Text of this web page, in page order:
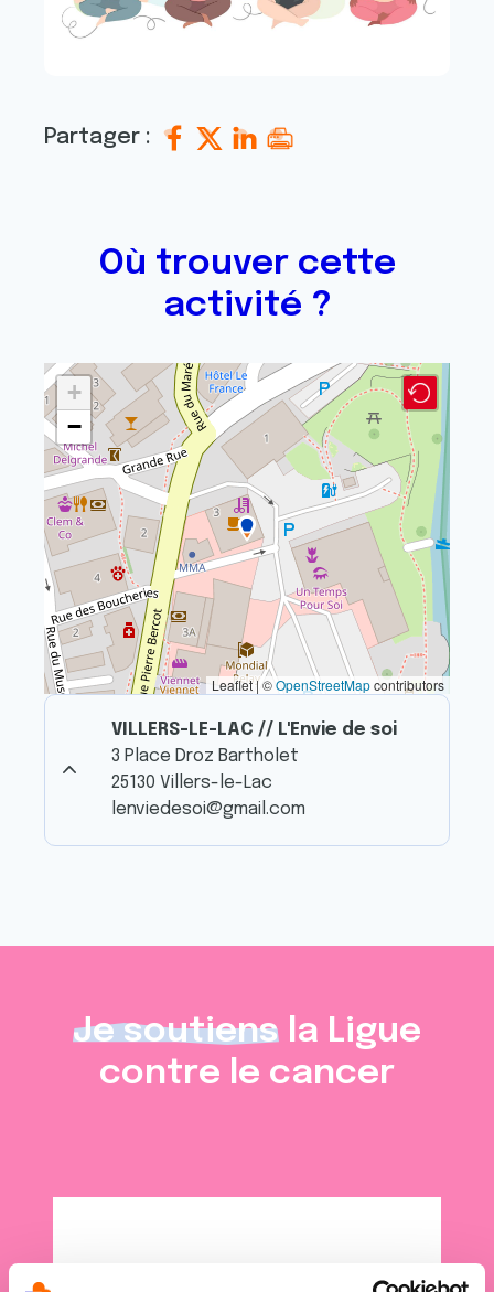
Partager :
Où trouver cette
activité ?
+
−
Leaflet | ©OpenStreetMapcontributors
VILLERS-LE-LAC // L'Envie de soi
3 Place Droz Bartholet
25130 Villers-le-Lac
lenviedesoi@gmail.com
Je soutiens la Ligue
contre le cancer